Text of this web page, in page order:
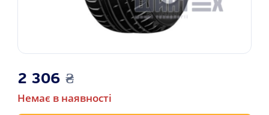
2 306 ₴
Немає в наявності